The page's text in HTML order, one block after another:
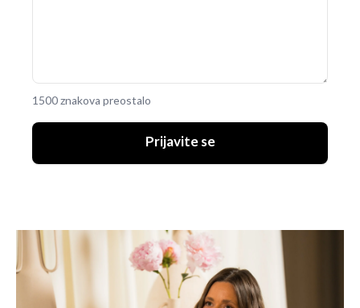
1500 znakova preostalo
Prijavite se